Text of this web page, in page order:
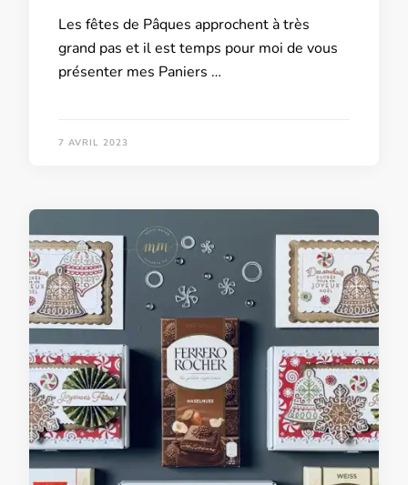
Les fêtes de Pâques approchent à très
grand pas et il est temps pour moi de vous
présenter mes Paniers …
7 AVRIL 2023